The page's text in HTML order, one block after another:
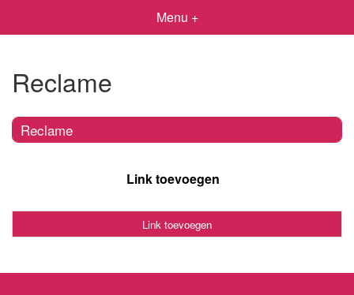
Menu +
Reclame
Reclame
Link toevoegen
Link toevoegen